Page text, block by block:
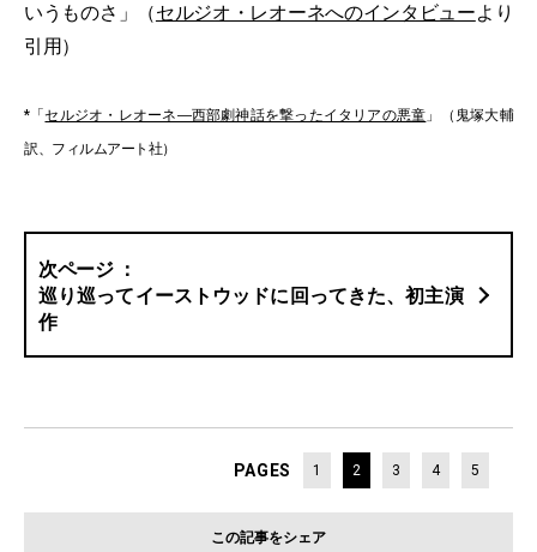
いうものさ」（セルジオ・レオーネへのインタビューより
引用）
*「セルジオ・レオーネ―西部劇神話を撃ったイタリアの悪童 」（鬼塚大輔
訳、フィルムアート社）
巡り巡ってイーストウッドに回ってきた、初主演
作
PAGES 1 2 3 4 5
この記事をシェア